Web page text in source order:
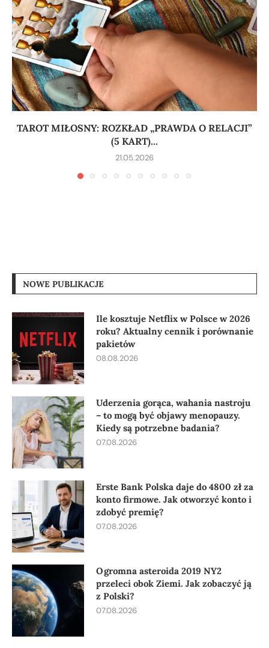
TAROT MIŁOSNY: ROZKŁAD „PRAWDA O RELACJI”
(5 KART)...
21.05.2026
NOWE PUBLIKACJE
Ile kosztuje Netflix w Polsce w 2026
roku? Aktualny cennik i porównanie
pakietów
08.08.2026
Uderzenia gorąca, wahania nastroju
– to mogą być objawy menopauzy.
Kiedy są potrzebne badania?
07.08.2026
Erste Bank Polska daje do 4800 zł za
konto firmowe. Jak otworzyć konto i
zdobyć premię?
07.08.2026
Ogromna asteroida 2019 NY2
przeleci obok Ziemi. Jak zobaczyć ją
z Polski?
07.08.2026